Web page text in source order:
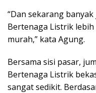
“Dan sekarang
Bertenaga Listrik
murah,” kata Agung.
Bersama sisi pasar,
Bertenaga Listrik
sangat sedikit.